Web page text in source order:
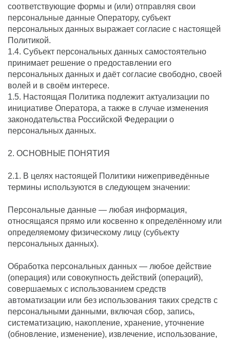
соответствующие формы и (или) отправляя свои
персональные данные Оператору, субъект
персональных данных выражает согласие с настоящей
Политикой.
1.4. Субъект персональных данных самостоятельно
принимает решение о предоставлении его
персональных данных и даёт согласие свободно, своей
волей и в своём интересе.
1.5. Настоящая Политика подлежит актуализации по
инициативе Оператора, а также в случае изменения
законодательства Российской Федерации о
персональных данных.
2. ОСНОВНЫЕ ПОНЯТИЯ
2.1. В целях настоящей Политики нижеприведённые
термины используются в следующем значении:
Персональные данные — любая информация,
относящаяся прямо или косвенно к определённому или
определяемому физическому лицу (субъекту
персональных данных).
Обработка персональных данных — любое действие
(операция) или совокупность действий (операций),
совершаемых с использованием средств
автоматизации или без использования таких средств с
персональными данными, включая сбор, запись,
систематизацию, накопление, хранение, уточнение
(обновление, изменение), извлечение, использование,